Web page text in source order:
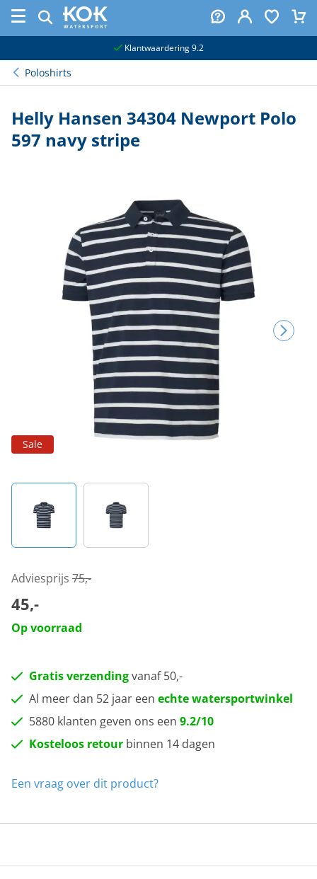
Klantwaardering 9.2
Poloshirts
Helly Hansen 34304 Newport Polo
597 navy stripe
Sale
Adviesprijs 75,-
45,-
Op voorraad
Gratis verzendingvanaf 50,-
Al meer dan 52 jaar een echte watersportwinkel
5880 klanten geven ons een 9.2/10
Kosteloos retour binnen 14 dagen
Een vraag over dit product?